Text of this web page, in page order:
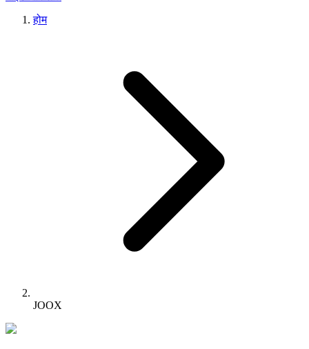
होम
JOOX